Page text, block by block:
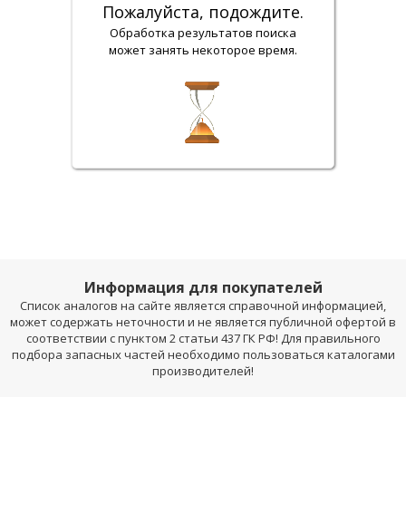
Пожалуйста, подождите.
Обработка результатов поиска
может занять некоторое время.
Информация для покупателей
Список аналогов на сайте является справочной информацией,
может содержать неточности и не является публичной офертой в
соответствии с пунктом 2 статьи 437 ГК РФ! Для правильного
подбора запасных частей необходимо пользоваться каталогами
производителей!